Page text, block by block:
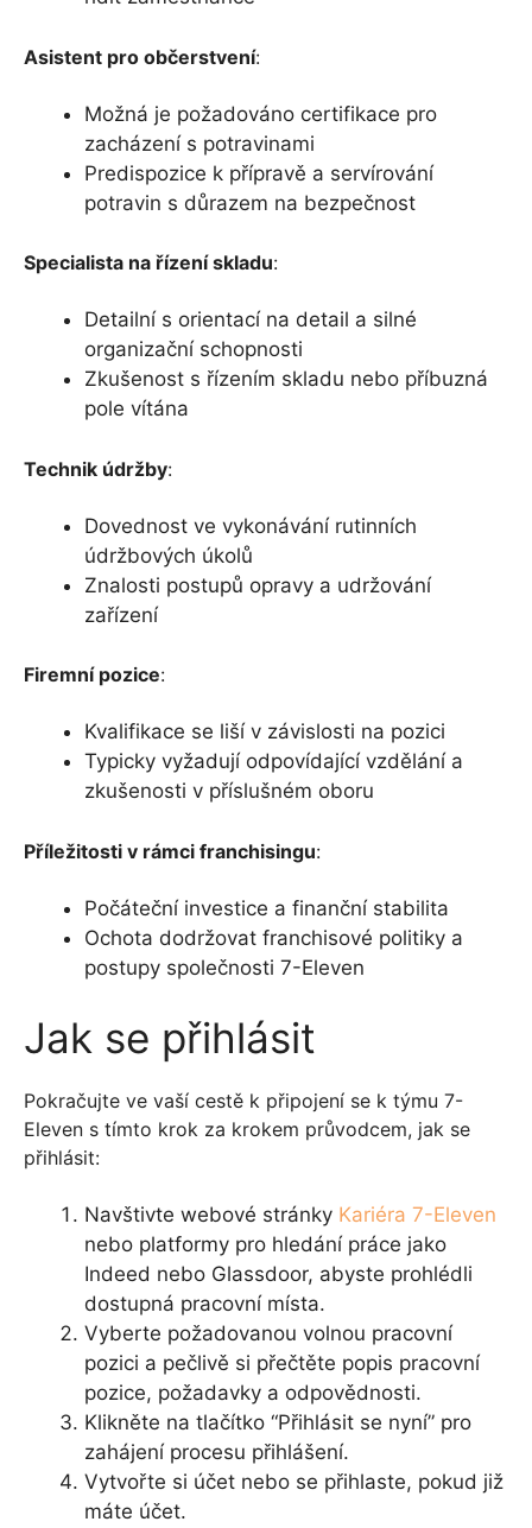
Asistent pro občerstvení:
Možná je požadováno certifikace pro
zacházení s potravinami
Predispozice k přípravě a servírování
potravin s důrazem na bezpečnost
Specialista na řízení skladu:
Detailní s orientací na detail a silné
organizační schopnosti
Zkušenost s řízením skladu nebo příbuzná
pole vítána
Technik údržby:
Dovednost ve vykonávání rutinních
údržbových úkolů
Znalosti postupů opravy a udržování
zařízení
Firemní pozice:
Kvalifikace se liší v závislosti na pozici
Typicky vyžadují odpovídající vzdělání a
zkušenosti v příslušném oboru
Příležitosti v rámci franchisingu:
Počáteční investice a finanční stabilita
Ochota dodržovat franchisové politiky a
postupy společnosti 7-Eleven
Jak se přihlásit
Pokračujte ve vaší cestě k připojení se k týmu 7-
Eleven s tímto krok za krokem průvodcem, jak se
přihlásit:
Navštivte webové stránky Kariéra 7-Eleven
nebo platformy pro hledání práce jako
Indeed nebo Glassdoor, abyste prohlédli
dostupná pracovní místa.
Vyberte požadovanou volnou pracovní
pozici a pečlivě si přečtěte popis pracovní
pozice, požadavky a odpovědnosti.
Klikněte na tlačítko “Přihlásit se nyní” pro
zahájení procesu přihlášení.
Vytvořte si účet nebo se přihlaste, pokud již
máte účet.